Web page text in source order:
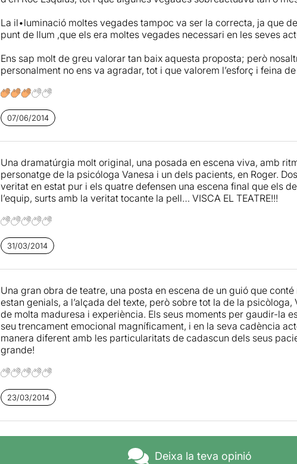
La il•luminació moltes vegades tampoc va ser la correcta, ja que
punt de llum ,que els era moltes vegades necessari en les seves
Ens sap molt de greu valorar tan baix aquesta proposta; però
personalment no ens va agradar, tot i que valorem l’esforç i feina de
07/06/2014
Una dramatúrgia molt original, una posada en escena viva, amb
personatge de la psicóloga Vanesa i un dels pacients, en Roger.
veritat en estat pur i els quatre defensen una escena final que els
l’equip, surts amb la veritat tocante la pell… VISCA EL TEATRE!!!
31/03/2014
Una gran obra de teatre, una posta en escena de un guió que
estan genials, a l’alçada del texte, però sobre tot la de la
de molta maduresa i experiència. Els seus moments per gaudir-la
seu trencament emocional magníficament, i en la seva cadència
manera diferent amb les particularitats de cadascun dels seus
grande!
23/03/2014
Deixa la teva opinió